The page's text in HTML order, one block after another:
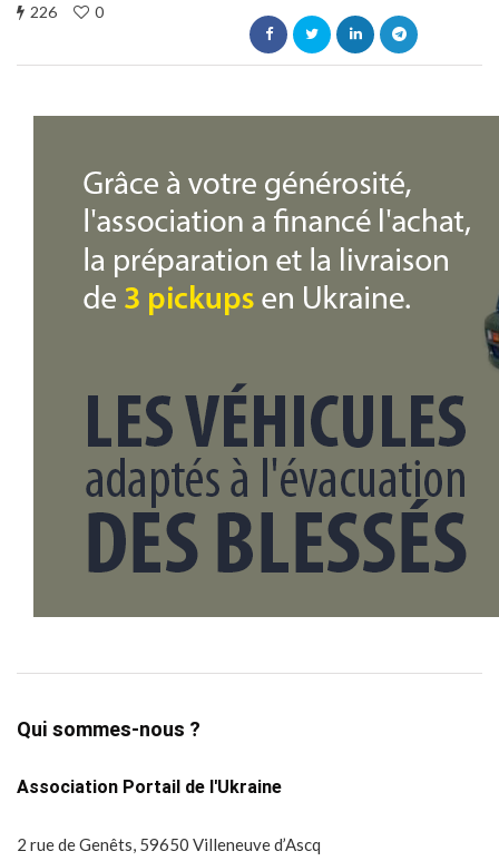
226 0
Qui sommes-nous ?
Association Portail de l'Ukraine
2 rue de Genêts, 59650 Villeneuve d’Ascq